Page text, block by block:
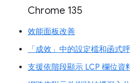
Chrome 135
效能面板改善
「成效」中的設定檔和函式
支援依階段顯示 LCP 欄位資